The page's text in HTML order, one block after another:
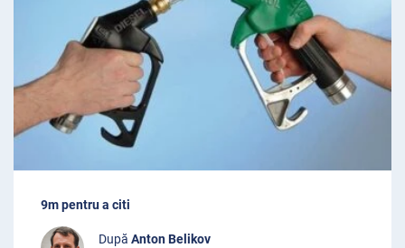
9m pentru a citi
După Anton Belikov